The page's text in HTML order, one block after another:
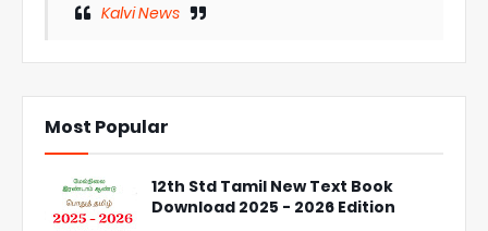
Kalvi News
Most Popular
12th Std Tamil New Text Book
Download 2025 - 2026 Edition